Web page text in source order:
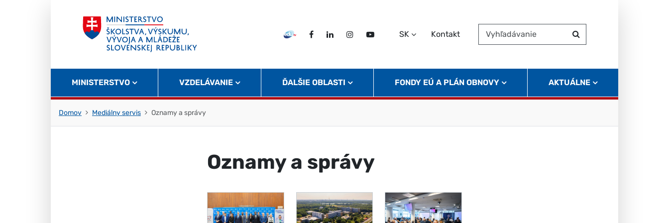
EDU TVFacebookLinkedInInstagram
Twitter
SK Kontakt
Vyhľadávanie
Hľadať
MINISTERSTVO VZDELÁVANIE ĎALŠIE OBLASTI FONDY EÚ A PLÁN OBNOVY AKTUÁLNE
Domov Mediálny servis Oznamy a správy
Oznamy a správy